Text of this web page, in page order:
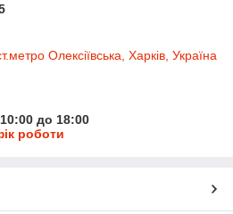
Олексіївська, Харків, Україна
до 18:00
роботи